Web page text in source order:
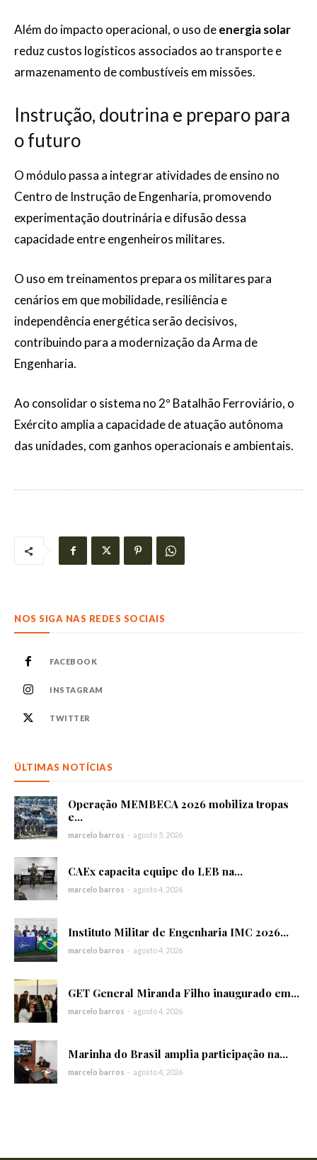
Além do impacto operacional, o uso deenergia solar
reduz custos logísticos associados ao transporte e
armazenamento de combustíveis em missões.
Instrução, doutrina e preparo para
o futuro
O módulo passa a integrar atividades de ensino no
Centro de Instrução de Engenharia, promovendo
experimentação doutrinária e difusão dessa
capacidade entre engenheiros militares.
O uso em treinamentos prepara os militares para
cenários em que mobilidade, resiliência e
independência energética serão decisivos,
contribuindo para a modernização da Arma de
Engenharia.
Ao consolidar o sistema no 2º Batalhão Ferroviário, o
Exército amplia a capacidade de atuação autônoma
das unidades, com ganhos operacionais e ambientais.
NOS SIGA NAS REDES SOCIAIS
FACEBOOK
INSTAGRAM
TWITTER
ÚLTIMAS NOTÍCIAS
Operação MEMBECA 2026 mobiliza tropas
e...
marcelo barros - agosto 5, 2026
CAEx capacita equipe do LEB na...
marcelo barros - agosto 4, 2026
Instituto Militar de Engenharia IMC 2026...
marcelo barros - agosto 4, 2026
GET General Miranda Filho inaugurado em...
marcelo barros - agosto 4, 2026
Marinha do Brasil amplia participação na...
marcelo barros - agosto 4, 2026